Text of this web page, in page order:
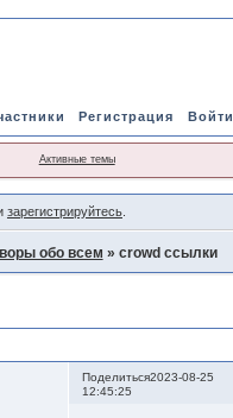
Регистрация Войти
Активные темы
зарегистрируйтесь.
обо всем » crowd ссылки
Поделиться2023-08-25
12:45:25